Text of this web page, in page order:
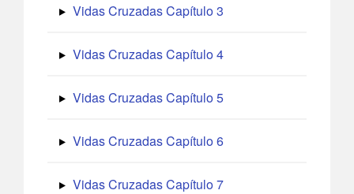
Vidas Cruzadas Capítulo 3
Vidas Cruzadas Capítulo 4
Vidas Cruzadas Capítulo 5
Vidas Cruzadas Capítulo 6
Vidas Cruzadas Capítulo 7